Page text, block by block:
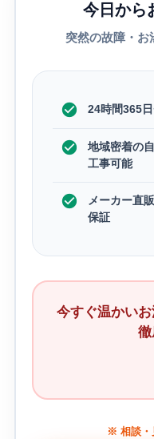
今日から
突然の故障・お
24時間365
地域密着の
工事可能
メーカー直
保証
今すぐ温かい
徹
※ 相談・